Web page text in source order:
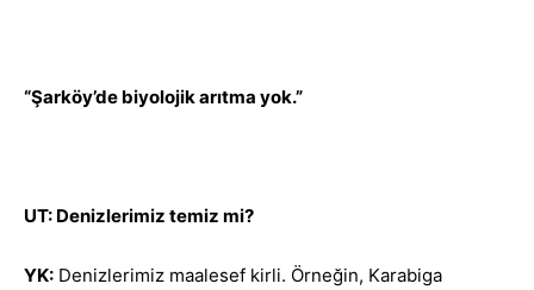
“Şarköy’de biyolojik arıtma yok.”
UT: Denizlerimiz temiz mi?
YK: Denizlerimiz maalesef kirli. Örneğin, Karabiga